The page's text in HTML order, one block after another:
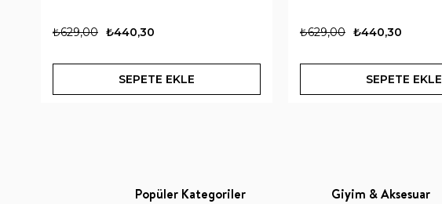
₺440,30
₺629,00
SEPETE EKLE
₺440,30
₺629,00
SEPETE EKLE
Popüler Kategoriler Giyim & Aksesuar